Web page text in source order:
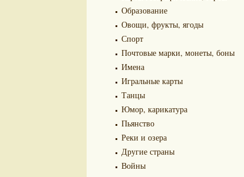
Образование
Овощи, фрукты, ягоды
Спорт
Почтовые марки, монеты, боны
Имена
Игральные карты
Танцы
Юмор, карикатура
Пьянство
Реки и озера
Другие страны
Войны